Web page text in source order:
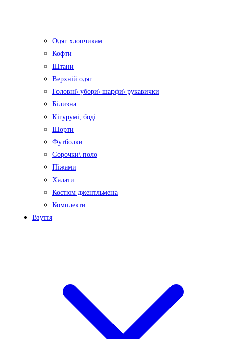
Одяг хлопчикам
Кофти
Штани
Верхній одяг
Головні\ убори\ шарфи\ рукавички
Білизна
Кігурумі, боді
Шорти
Футболки
Сорочки\ поло
Піжами
Халати
Костюм джентльмена
Комплекти
Взуття